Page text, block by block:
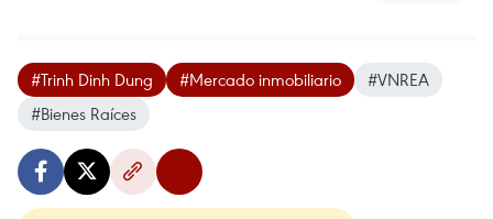
#Trinh Dinh Dung #Mercado inmobiliario
#VNREA
#Bienes Raíces